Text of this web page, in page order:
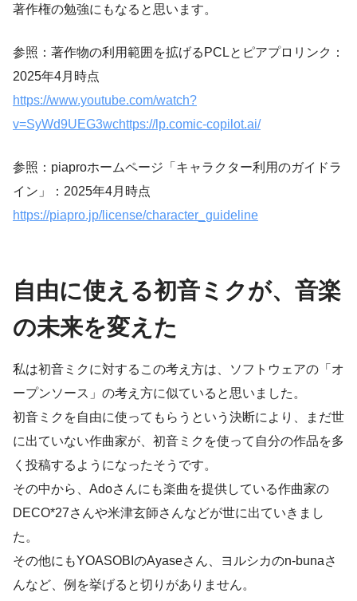
著作権の勉強にもなると思います。
参照：著作物の利用範囲を拡げるPCLとピアプロリンク：
2025年4月時点
https://www.youtube.com/watch?
v=SyWd9UEG3wchttps://lp.comic-copilot.ai/
参照：piaproホームページ「キャラクター利用のガイドラ
イン」：2025年4月時点
https://piapro.jp/license/character_guideline
自由に使える初音ミクが、音楽
の未来を変えた
私は初音ミクに対するこの考え方は、ソフトウェアの「オ
ープンソース」の考え方に似ていると思いました。
初音ミクを自由に使ってもらうという決断により、まだ世
に出ていない作曲家が、初音ミクを使って自分の作品を多
く投稿するようになったそうです。
その中から、Adoさんにも楽曲を提供している作曲家の
DECO*27さんや米津玄師さんなどが世に出ていきまし
た。
その他にもYOASOBIのAyaseさん、ヨルシカのn-bunaさ
んなど、例を挙げると切りがありません。